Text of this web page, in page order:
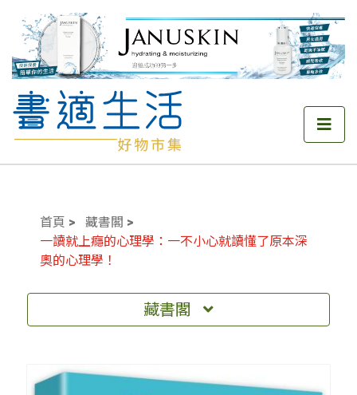
首頁
藏書閣
一讀就上癮的心理學：一不小心就讀懂了原本深
奧的心理學！
藏書閣